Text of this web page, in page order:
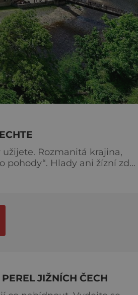
Rozmanitá krajina,
ani žízní zde
JIŽNÍCH ČECH